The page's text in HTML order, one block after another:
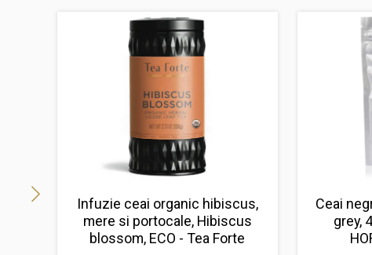
Infuzie ceai organic hibiscus,
mere si portocale, Hibiscus
blossom, ECO - Tea Forte
Ceai
grey,